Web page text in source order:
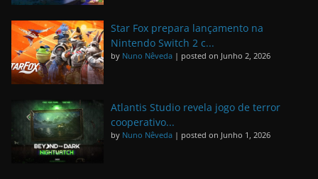
Star Fox prepara lançamento na
Nintendo Switch 2 c...
by Nuno Nêveda | posted on Junho 2, 2026
Atlantis Studio revela jogo de terror
cooperativo...
by Nuno Nêveda | posted on Junho 1, 2026